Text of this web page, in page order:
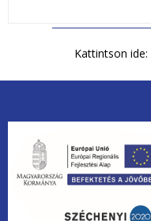
Kattintson ide:
unios2020.jpg